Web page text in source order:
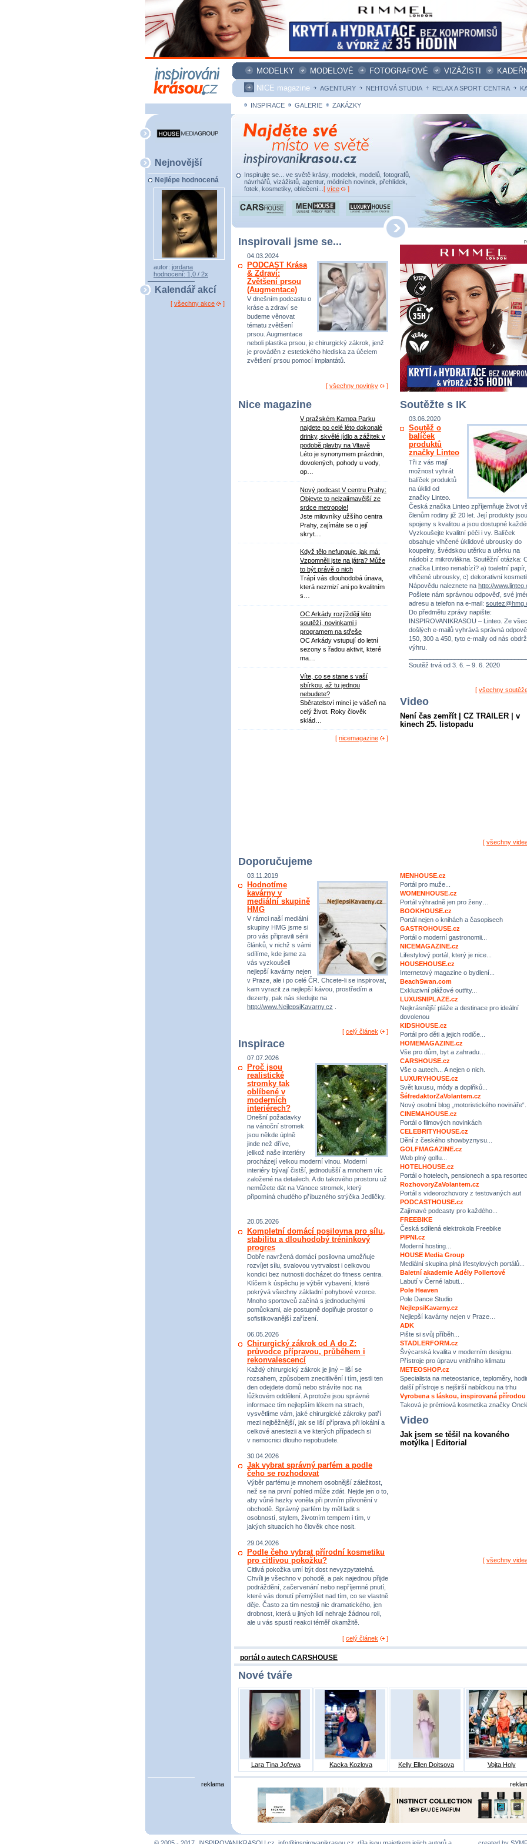
MODELKY MODELOVÉ FOTOGRAFOVÉ VIZÁŽISTI
NICE magazine
AGENTURY NEHTOVÁ STUDIA RELAX A SPORT CENTRA
INSPIRACE GALERIE ZAKÁZKY
Nejnovější
Nejlépe hodnocená
autor: jordana
hodnocení: 1,0 / 2x
Kalendář akcí
[ všechny akce ]
Inspirujte se... ve světě krásy, modelek, modelů, fotografů,
návrhářů, vizážistů, agentur, módních novinek, přehlídek,
fotek, kosmetiky, oblečení... [ více ]
Inspirovali jsme se...
04.03.2024
PODCAST Krása
& Zdraví:
Zvětšení prsou
(Augmentace)
V dnešním podcastu o
kráse a zdraví se
budeme věnovat
tématu zvětšení
prsou. Augmentace
neboli plastika prsou, je chirurgický zákrok, jenž
je prováděn z estetického hlediska za účelem
zvětšení prsou pomocí implantátů.
[ všechny novinky ]
Nice magazine
V pražském Kampa Parku
najdete po celé léto dokonalé
drinky, skvělé jídlo a zážitek v
podobě plavby na Vltavě
Léto je synonymem prázdnin,
dovolených, pohody u vody,
op…
Nový podcast V centru Prahy:
Objevte to nejzajímavější ze
srdce metropole!
Jste milovníky užšího centra
Prahy, zajímáte se o její
skryt…
Když tělo nefunguje, jak má:
Vzpomněli jste na játra? Může
to být právě o nich
Trápí vás dlouhodobá únava,
která nezmizí ani po kvalitním
s…
OC Arkády rozjíždějí léto
soutěží, novinkami i
programem na střeše
OC Arkády vstupují do letní
sezony s řadou aktivit, které
ma…
Víte, co se stane s vaší
sbírkou, až tu jednou
nebudete?
Sběratelství mincí je vášeň na
celý život. Roky člověk
sklád…
[ nicemagazine ]
Soutěžte s IK
03.06.2020
Soutěž o
balíček
produktů
značky Linteo
Tři z vás mají
možnost vyhrát
balíček produktů
na úklid od
značky Linteo.
Česká značka Linteo zpříjemňuje život
členům rodiny již 20 let. Její produkty jsou
spojeny s kvalitou a jsou dostupné
Vyzkoušejte kvalitní péči i vy. Balíček
obsahuje vlhčené úklidové ubrousky do
koupelny, švédskou utěrku a utěrku na
nádobí z mikrovlákna. Soutěžní otázka:
značka Linteo nenabízí? a) toaletní
vlhčené ubrousky, c) dekorativní
Nápovědu naleznete na http://
Pošlete nám správnou odpověď, své
adresu a telefon na e-mail:
Do předmětu zprávy napište:
INSPIROVANIKRASOU – Linteo. Ze
došlých e-mailů vyhrává správná
150, 300 a 450, tyto e-maily od nás
výhru.
Soutěž trvá od 3. 6. – 9. 6. 2020
[ všechny
Video
Není čas zemřít | CZ TRAILER | v
kinech 25. listopadu
[ všechny
Doporučujeme
03.11.2019
Hodnotíme
kavárny v
mediální skupině
HMG
V rámci naší mediální
skupiny HMG jsme si
pro vás připravili sérii
článků, v nichž s vámi
sdílíme, kde jsme za
vás vyzkoušeli
nejlepší kavárny nejen
v Praze, ale i po celé ČR. Chcete-li se inspirovat,
kam vyrazit za nejlepší kávou, prostředím a
dezerty, pak nás sledujte na
http://www.NejlepsiKavarny.cz
[ celý článek ]
Inspirace
07.07.2026
Proč jsou
realistické
stromky tak
oblíbené v
moderních
interiérech?
Dnešní požadavky
na vánoční stromek
jsou někde úplně
jinde než dříve,
jelikož naše interiéry
procházejí velkou moderní vlnou. Moderní
interiéry bývají čistší, jednodušší a mnohem víc
založené na detailech. A do takového prostoru už
nemůžete dát na Vánoce stromek, který
připomíná chudého příbuzného strýčka Jedličky.
20.05.2026
Kompletní domácí posilovna pro sílu,
stabilitu a dlouhodobý tréninkový
progres
Dobře navržená domácí posilovna umožňuje
rozvíjet sílu, svalovou vytrvalost i celkovou
kondici bez nutnosti docházet do fitness centra.
Klíčem k úspěchu je výběr vybavení, které
pokrývá všechny základní pohybové vzorce.
Mnoho sportovců začíná s jednoduchými
pomůckami, ale postupně doplňuje prostor o
sofistikovanější zařízení.
06.05.2026
Chirurgický zákrok od A do Z:
průvodce přípravou, průběhem i
rekonvalescencí
Každý chirurgický zákrok je jiný – liší se
rozsahem, způsobem znecitlivění i tím, jestli ten
den odejdete domů nebo strávíte noc na
lůžkovém oddělení. A protože jsou správné
informace tím nejlepším lékem na strach,
vysvětlíme vám, jaké chirurgické zákroky patří
mezi nejběžnější, jak se liší příprava při lokální a
celkové anestezii a ve kterých případech si
v nemocnici dlouho nepobudete.
30.04.2026
Jak vybrat správný parfém a podle
čeho se rozhodovat
Výběr parfému je mnohem osobnější záležitost,
než se na první pohled může zdát. Nejde jen o to,
aby vůně hezky voněla při prvním přivonění v
obchodě. Správný parfém by měl ladit s
osobností, stylem, životním tempem i tím, v
jakých situacích ho člověk chce nosit.
29.04.2026
Podle čeho vybrat přírodní kosmetiku
pro citlivou pokožku?
Citlivá pokožka umí být dost nevyzpytatelná.
Chvíli je všechno v pohodě, a pak najednou přijde
podráždění, začervenání nebo nepříjemné pnutí,
které vás donutí přemýšlet nad tím, co se vlastně
děje. Často za tím nestojí nic dramatického, jen
drobnost, která u jiných lidí nehraje žádnou roli,
ale u vás spustí reakci téměř okamžitě.
[ celý článek ]
MENHOUSE.cz
Portál pro muže...
WOMENHOUSE.cz
Portál výhradně jen pro ženy…
BOOKHOUSE.cz
Portál nejen o knihách a časopisech
GASTROHOUSE.cz
Portál o moderní gastronomii...
NICEMAGAZINE.cz
Lifestylový portál, který je nice...
HOUSEHOUSE.cz
Internetový magazine o bydlení...
BeachSwan.com
Exkluzivní plážové outfity...
LUXUSNIPLAZE.cz
Nejkrásnější pláže a destinace pro ideální
dovolenou
KIDSHOUSE.cz
Portál pro děti a jejich rodiče...
HOMEMAGAZINE.cz
Vše pro dům, byt a zahradu…
CARSHOUSE.cz
Vše o autech... A nejen o nich.
LUXURYHOUSE.cz
Svět luxusu, módy a doplňků...
ŠéfredaktorZaVolantem.cz
Nový osobní blog „motoristického novináře“.
CINEMAHOUSE.cz
Portál o filmových novinkách
CELEBRITYHOUSE.cz
Dění z českého showbyznysu...
GOLFMAGAZINE.cz
Web plný golfu...
HOTELHOUSE.cz
Portál o hotelech, pensionech a spa
RozhovoryZaVolantem.cz
Portál s videorozhovory z testovaných aut
PODCASTHOUSE.cz
Zajímavé podcasty pro každého...
FREEBIKE
Česká sdílená elektrokola Freebike
PIPNI.cz
Moderní hosting...
HOUSE Media Group
Mediální skupina plná lifestylových portálů...
Baletní akademie Adély Pollertové
Labutí v Černé labuti...
Pole Heaven
Pole Dance Studio
NejlepsiKavarny.cz
Nejlepší kavárny nejen v Praze…
ADK
Pište si svůj příběh...
STADLERFORM.cz
Švýcarská kvalita v moderním designu.
Přístroje pro úpravu vnitřního klimatu
METEOSHOP.cz
Specialista na meteostanice, teploměry,
další přístroje s nejširší nabídkou na trhu
Vyrobena s láskou, inspirovaná přírodou
Taková je prémiová kosmetika značky
Video
Jak jsem se těšil na kovaného
motýlka | Editorial
[ všechny
portál o autech CARSHOUSE
Nové tváře
Lara Tina Jofewa Kacka Kozlova Kelly Ellen Doitsova Vojta Holy
reklama